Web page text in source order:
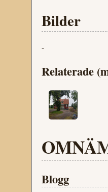
Bilder
-
Relaterade
Blogg